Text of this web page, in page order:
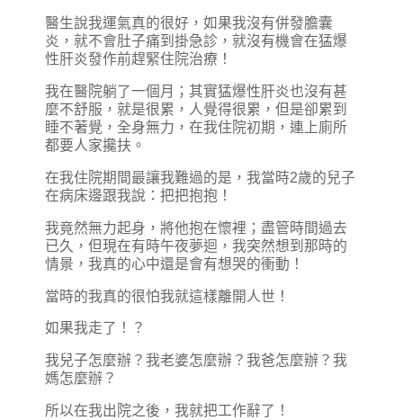
醫生說我運氣真的很好，如果我沒有併發膽囊
炎，就不會肚子痛到掛急診，就沒有機會在猛爆
性肝炎發作前趕緊住院治療！
我在醫院躺了一個月；其實猛爆性肝炎也沒有甚
麼不舒服，就是很累，人覺得很累，但是卻累到
睡不著覺，全身無力，在我住院初期，連上廁所
都要人家攙扶。
在我住院期間最讓我難過的是，我當時2歲的兒子
在病床邊跟我說：把把抱抱！
我竟然無力起身，將他抱在懷裡；盡管時間過去
已久，但現在有時午夜夢迴，我突然想到那時的
情景，我真的心中還是會有想哭的衝動！
當時的我真的很怕我就這樣離開人世！
如果我走了！？
我兒子怎麼辦？我老婆怎麼辦？我爸怎麼辦？我
媽怎麼辦？
所以在我出院之後，我就把工作辭了！